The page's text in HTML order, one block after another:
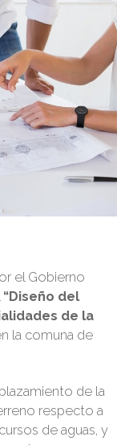
el Gobierno
“Diseño del
de la
la comuna de
de la
respecto a
de aguas, y